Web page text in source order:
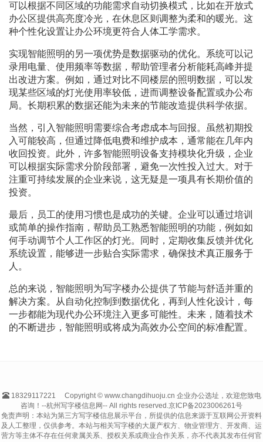
可以根据不同区域的功能需求自动切换模式，比如在开放式
办公区提供高亮度冷光，在休息区则调整为柔和的暖光。这
种个性化设置让办公环境更符合人体工学需求。
实现智能照明的另一项优势是数据驱动的优化。系统可以记
录用电量、使用频率等数据，帮助管理者分析能耗高峰并提
出改进方案。例如，通过对比不同楼层的照明数据，可以发
现某些区域的灯光使用率较低，进而调整设备配置或办公布
局。长期积累的数据还能为未来的节能改造提供科学依据。
当然，引入智能照明需要综合考虑成本与回报。虽然初期投
入可能较高，但通过降低电费和维护成本，通常能在几年内
收回投资。此外，许多智能照明设备支持模块化升级，企业
可以根据实际需求分阶段部署，避免一次性投入过大。对于
注重可持续发展的企业来说，这无疑是一项具有长期价值的
投资。
最后，员工的使用习惯也是成功的关键。企业可以通过培训
或简单的操作指南，帮助员工熟悉智能照明的功能，例如如
何手动调节个人工作区的灯光。同时，定期收集反馈并优化
系统设置，能够进一步贴合实际需求，确保技术真正服务于
人。
总的来说，智能照明为写字楼办公提供了节能与舒适并重的
解决方案。从自动化控制到数据优化，再到人性化设计，每
一步都能为现代办公环境注入更多可能性。未来，随着技术
的不断进步，智能照明或将成为高效办公空间的标准配置。
18329117221
Copyright © www.changdihuoju.cn 企业办公选址，欢迎您致电
咨询！--杭州写字楼信息网-- All rights reserved.京ICP备2023006261号
免责声明：本站为第三方写字楼信息展示平台，所提供的信息来源于互联网公开资料
及人工整理，仅供参考。本站与相关写字楼的大厦产权方、物业管理方、开发商、运
营方等主体不存在任何隶属关系、授权关系或商业合作关系，亦不代表其发布任何官